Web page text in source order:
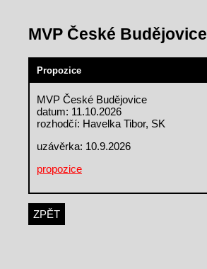
MVP České Budějovice
Propozice
MVP České Budějovice
datum: 11.10.2026
rozhodčí: Havelka Tibor, SK
uzávěrka: 10.9.2026
propozice
ZPĚT